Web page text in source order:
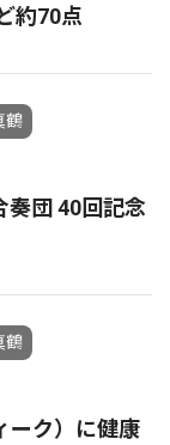
約70点
鶴
奏団 40回記念
鶴
ーク）に健康